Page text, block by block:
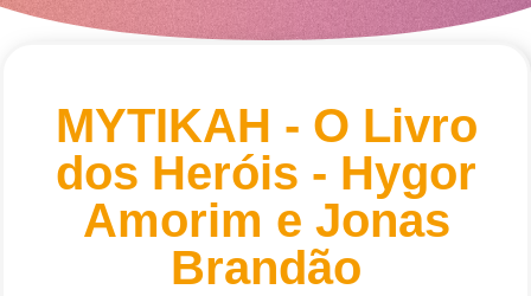
MYTIKAH - O Livro
dos Heróis - Hygor
Amorim e Jonas
Brandão